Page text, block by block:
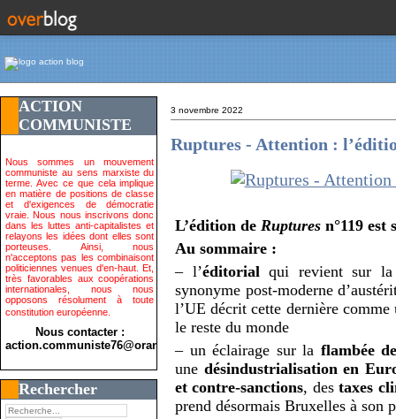
ACTION
COMMUNISTE
Nous sommes un mouvement
communiste au sens marxiste du
terme. Avec ce que cela implique
en matière de positions de classe
et d'exigences de démocratie
vraie. Nous nous inscrivons donc
dans les luttes anti-capitalistes et
relayons les idées dont elles sont
porteuses. Ainsi, nous
n'acceptons pas les combinaisont
politiciennes venues d'en-haut. Et,
très favorables aux coopérations
internationales, nous nous
opposons résolument à toute
constitution européenne.
Nous contacter :
action.communiste76@orange.fr>
Rechercher
3 novembre 2022
Ruptures - Attention :
L’édition deRuptures n°119 est
Au sommaire :
– l’éditorialqui revient sur la
synonyme post-moderne
l’UE décrit cette dernière
le reste du monde
– un éclairage sur la flambée
une désindustrialisation en
et contre-sanctions, destaxes
prend désormais Bruxelles à son